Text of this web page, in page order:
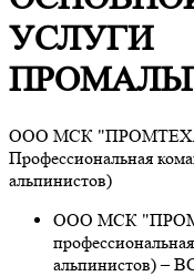
УСЛУГИ
ООО МСК
Профессиональная
альпинистов)
ООО МСК
альпинистов) –